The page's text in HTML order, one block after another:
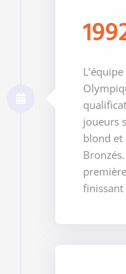
joueurs
blond et
finissant